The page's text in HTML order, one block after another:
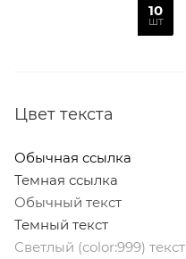
10
шт
Цвет текста
Обычная ссылка
Темная ссылка
Обычный текст
Темный текст
Светлый (color:999) текст